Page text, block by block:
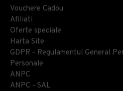
Vouchere Cadou
Afiliati
Oferte speciale
Harta Site
GDPR - Regulamentul General
Personale
ANPC
ANPC - SAL